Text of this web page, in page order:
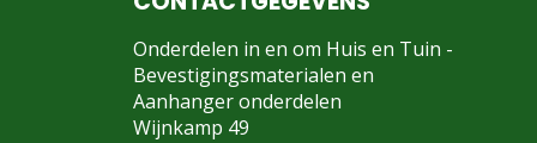
Onderdelen in en om Huis en Tuin -
Bevestigingsmaterialen en
Aanhanger onderdelen
Wijnkamp 49